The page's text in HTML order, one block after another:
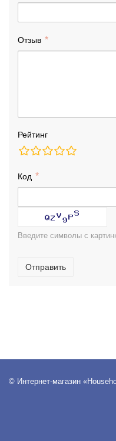
Отзыв
Рейтинг
Код
Введите символы с
Отправить
© Интернет-магазин